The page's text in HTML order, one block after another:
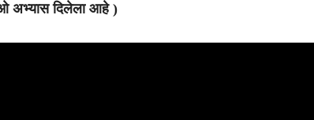
अभ्यास दिलेला आहे )